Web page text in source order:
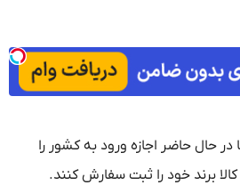
در حال حاضر اجازه ورود به کشور را
برند خود را ثبت سفارش کنند.